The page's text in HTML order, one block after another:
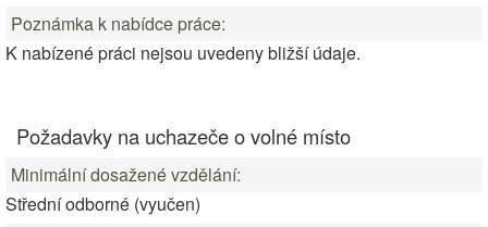
Poznámka k nabídce práce:
K nabízené práci nejsou uvedeny bližší údaje.
Požadavky na uchazeče o volné místo
Minimální dosažené vzdělání:
Střední odborné (vyučen)